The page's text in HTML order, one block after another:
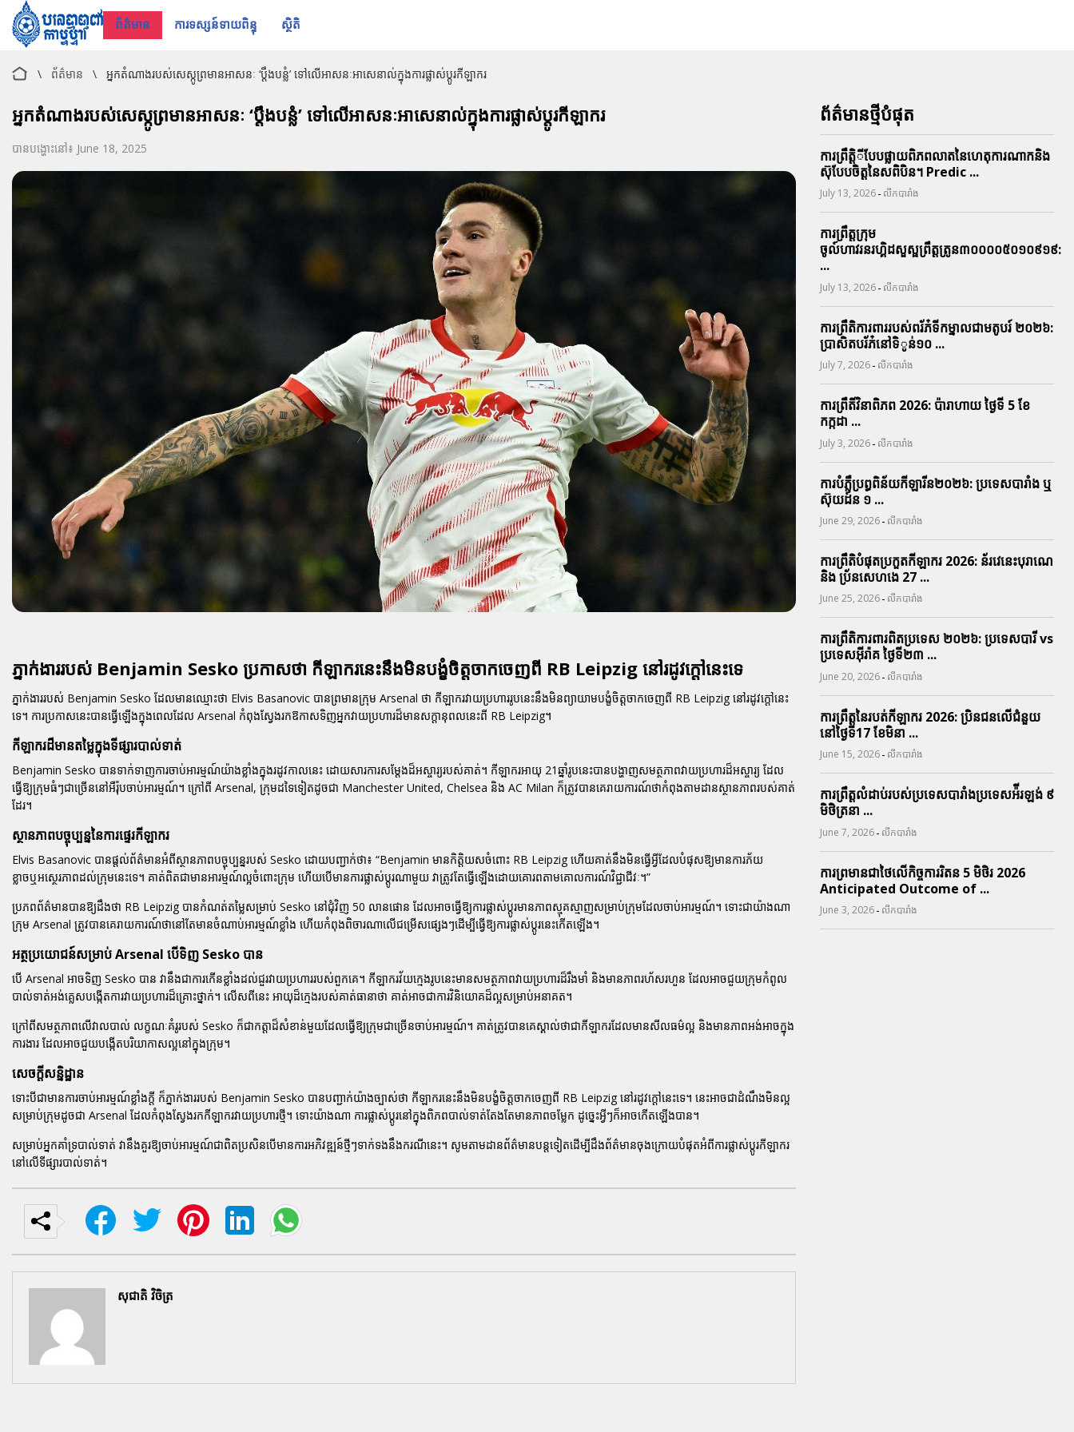
ព័ត៌មាន ការទស្សន៍ទាយពិន្ទុ ស្ថិតិ
\ ព័ត៌មាន \ អ្នកតំណាងរបស់សេស្កូព្រមានអាសនៈ ‘ប្ដឹងបន្លំ’ ទៅលើអាសនៈអាសេនាល់ក្នុងការផ្លាស់ប្ដូរកីឡាករ
អ្នកតំណាងរបស់សេស្កូព្រមានអាសនៈ ‘ប្ដឹងបន្លំ’ ទៅលើអាសនៈអាសេនាល់ក្នុងការផ្លាស់ប្ដូរកីឡាករ
បានបង្ហោះនៅ៖ June 18, 2025
ភ្នាក់ងាររបស់ Benjamin Sesko ប្រកាសថា កីឡាករនេះនឹងមិនបង្ខំចិត្តចាកចេញពី RB Leipzig នៅរដូវក្តៅនេះទេ
ភ្នាក់ងាររបស់ Benjamin Sesko ដែលមានឈ្មោះថា Elvis Basanovic បានព្រមានក្រុម Arsenal ថា កីឡាករវាយប្រហាររូបនេះនឹងមិនព្យាយាមបង្ខំចិត្តចាកចេញពី RB Leipzig នៅរដូវក្តៅនេះ
ទេ។ ការប្រកាសនេះបានធ្វើឡើងក្នុងពេលដែល Arsenal កំពុងស្វែងរកឱកាសទិញអ្នកវាយប្រហារដ៏មានសក្តានុពលនេះពី RB Leipzig។
កីឡាករដ៏មានតម្លៃក្នុងទីផ្សារបាល់ទាត់
Benjamin Sesko បានទាក់ទាញការចាប់អារម្មណ៍យ៉ាងខ្លាំងក្នុងរដូវកាលនេះ ដោយសារការសម្តែងដ៏អស្ចារ្យរបស់គាត់។ កីឡាករអាយុ 21ឆ្នាំរូបនេះបានបង្ហាញសមត្ថភាពវាយប្រហារដ៏អស្ចារ្យ ដែល
ធ្វើឱ្យក្រុមធំៗជាច្រើននៅអឺរ៉ុបចាប់អារម្មណ៍។ ក្រៅពី Arsenal, ក្រុមដទៃទៀតដូចជា Manchester United, Chelsea និង AC Milan ក៏ត្រូវបានគេរាយការណ៍ថាកំពុងតាមដានស្ថានភាពរបស់គាត់
ដែរ។
ស្ថានភាពបច្ចុប្បន្ននៃការផ្ទេរកីឡាករ
Elvis Basanovic បានផ្តល់ព័ត៌មានអំពីស្ថានភាពបច្ចុប្បន្នរបស់ Sesko ដោយបញ្ជាក់ថា៖ “Benjamin មានកិត្តិយសចំពោះ RB Leipzig ហើយគាត់នឹងមិនធ្វើអ្វីដែលបំផុសឱ្យមានការភ័យ
ខ្លាចឬអស្ថេរភាពដល់ក្រុមនេះទេ។ គាត់ពិតជាមានអារម្មណ៍ល្អចំពោះក្រុម ហើយបើមានការផ្លាស់ប្តូរណាមួយ វាត្រូវតែធ្វើឡើងដោយគោរពតាមគោលការណ៍វិជ្ជាជីវៈ។”
ប្រភពព័ត៌មានបានឱ្យដឹងថា RB Leipzig បានកំណត់តម្លៃសម្រាប់ Sesko នៅជុំវិញ 50 លានផោន ដែលអាចធ្វើឱ្យការផ្លាស់ប្តូរមានភាពស្មុគស្មាញសម្រាប់ក្រុមដែលចាប់អារម្មណ៍។ ទោះជាយ៉ាងណា
ក្រុម Arsenal ត្រូវបានគេរាយការណ៍ថានៅតែមានចំណាប់អារម្មណ៍ខ្លាំង ហើយកំពុងពិចារណាលើជម្រើសផ្សេងៗដើម្បីធ្វើឱ្យការផ្លាស់ប្តូរនេះកើតឡើង។
អត្ថប្រយោជន៍សម្រាប់ Arsenal បើទិញ Sesko បាន
បើ Arsenal អាចទិញ Sesko បាន វានឹងជាការកើនខ្លាំងដល់ជួរវាយប្រហាររបស់ពួកគេ។ កីឡាករវ័យក្មេងរូបនេះមានសមត្ថភាពវាយប្រហារដ៏រឹងមាំ និងមានភាពរហ័សរហួន ដែលអាចជួយក្រុមកំពូល
បាល់ទាត់អង់គ្លេសបង្កើតការវាយប្រហារដ៏គ្រោះថ្នាក់។ លើសពីនេះ អាយុដ៏ក្មេងរបស់គាត់ធានាថា គាត់អាចជាការវិនិយោគដ៏ល្អសម្រាប់អនាគត។
ក្រៅពីសមត្ថភាពលើវាលបាល់ លក្ខណៈគំរូរបស់ Sesko ក៏ជាកត្តាដ៏សំខាន់មួយដែលធ្វើឱ្យក្រុមជាច្រើនចាប់អារម្មណ៍។ គាត់ត្រូវបានគេស្គាល់ថាជាកីឡាករដែលមានសីលធម៌ល្អ និងមានភាពអង់អាចក្នុង
ការងារ ដែលអាចជួយបង្កើតបរិយាកាសល្អនៅក្នុងក្រុម។
សេចក្តីសន្និដ្ឋាន
ទោះបីជាមានការចាប់អារម្មណ៍ខ្លាំងក្តី ក៏ភ្នាក់ងាររបស់ Benjamin Sesko បានបញ្ជាក់យ៉ាងច្បាស់ថា កីឡាករនេះនឹងមិនបង្ខំចិត្តចាកចេញពី RB Leipzig នៅរដូវក្តៅនេះទេ។ នេះអាចជាដំណឹងមិនល្អ
សម្រាប់ក្រុមដូចជា Arsenal ដែលកំពុងស្វែងរកកីឡាករវាយប្រហារថ្មី។ ទោះយ៉ាងណា ការផ្លាស់ប្តូរនៅក្នុងពិភពបាល់ទាត់តែងតែមានភាពចម្លែក ដូច្នេះអ្វីៗក៏អាចកើតឡើងបាន។
សម្រាប់អ្នកគាំទ្របាល់ទាត់ វានឹងគួរឱ្យចាប់អារម្មណ៍ជាពិតប្រសិនបើមានការអភិវឌ្ឍន៍ថ្មីៗទាក់ទងនឹងករណីនេះ។ សូមតាមដានព័ត៌មានបន្តទៀតដើម្បីដឹងព័ត៌មានចុងក្រោយបំផុតអំពីការផ្លាស់ប្តូរកីឡាករ
នៅលើទីផ្សារបាល់ទាត់។
សុជាតិ វិចិត្រ
ព័ត៌មានថ្មីបំផុត
ការព្រឹតិ្តីបែបផ្លាយពិភពលាតនៃហេតុការណាកនិង
ស៊ុបែបចិត្តនៃសពិបិន។ Predic ...
July 13, 2026 - លីកបារាំង
ការព្រឹត្តក្រុម
ចូល៍ហាវរនរហ្គិដសួស្ផព្រឹត្តត្រូន៣០០០០៥០១០៩១៩:
...
July 13, 2026 - លីកបារាំង
ការព្រឹតិការពាររបស់ពរ័ភ៎ទីកម្នាលជាមតូបរ៍ ២០២៦:
ប្រាសិតបរ័ភ៎នៅទិូន់១០ ...
July 7, 2026 - លីកបារាំង
ការព្រឹតិ៍វិនាពិភព 2026: ប៉ារាហាយ ថ្ងៃទី 5 ខែ
កក្កដា ...
July 3, 2026 - លីកបារាំង
ការបំភ្លឺប្រព្ធ​ពិន័យ​កីឡារីន​២០២៦: ប្រទេស​បារាំង​ ឬ​
ស៊ុយដ៍ន​ ១ ...
June 29, 2026 - លីកបារាំង
ការព្រឹតិបំផុតប្រកួតកីឡាករ 2026: ន័រវេនេះបុរាណេ
និង ប្រ័នសេហងេ 27 ...
June 25, 2026 - លីកបារាំង
ការព្រឹតិការពារ​ពិតប្រទេស ២០២៦: ប្រទេសបារី vs
ប្រទេសអ៊ីរ៉ាគ ថ្ងៃទី​២៣ ...
June 20, 2026 - លីកបារាំង
ការព្រឹត្តនៃរបត់កីឡាករ 2026: ប្រិនជនលើជំនួយ
នៅថ្ងៃទី17 ខែមិនា ...
June 15, 2026 - លីកបារាំង
ការព្រឹត្តលំដាប់របស់ប្រទេសបារាំងប្រទេសអ៉ីរឡង់ ៩
មិថិត្រនា ...
June 7, 2026 - លីកបារាំង
ការព្រមានជាថៃលើកិច្ចការរិតន 5 មិថិរ 2026
Anticipated Outcome of ...
June 3, 2026 - លីកបារាំង